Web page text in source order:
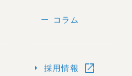
remove コラム
arrow_right 採用情報 open_in_new